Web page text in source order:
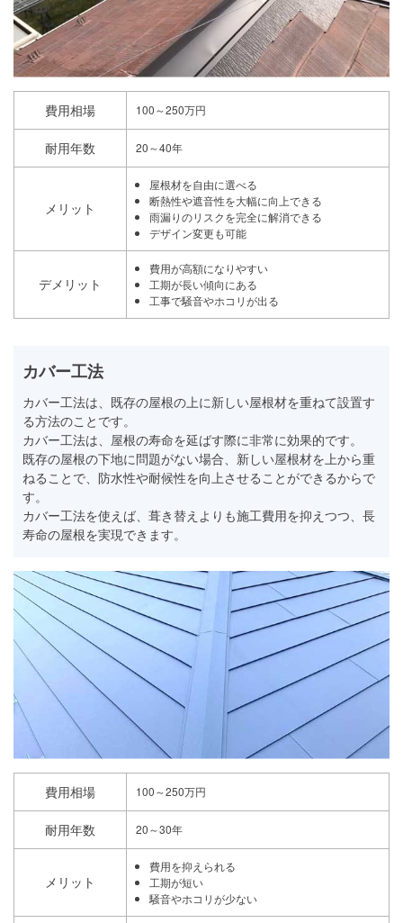
費用相場 100～250万円
耐用年数 20～40年
メリット
屋根材を自由に選べる
断熱性や遮音性を大幅に向上できる
雨漏りのリスクを完全に解消できる
デザイン変更も可能
デメリット
費用が高額になりやすい
工期が長い傾向にある
工事で騒音やホコリが出る
カバー工法
カバー工法は、既存の屋根の上に新しい屋根材を重ねて設置す
る方法のことです。
カバー工法は、屋根の寿命を延ばす際に非常に効果的です。
既存の屋根の下地に問題がない場合、新しい屋根材を上から重
ねることで、防水性や耐候性を向上させることができるからで
す。
カバー工法を使えば、葺き替えよりも施工費用を抑えつつ、長
寿命の屋根を実現できます。
費用相場 100～250万円
耐用年数 20～30年
メリット
費用を抑えられる
工期が短い
騒音やホコリが少ない